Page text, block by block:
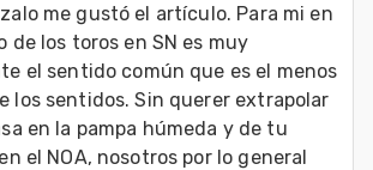
me gustó el artículo. Para mi en
de los toros en SN es muy
el sentido común que es el menos
los sentidos. Sin querer extrapolar
en la pampa húmeda y de tu
el NOA, nosotros por lo general